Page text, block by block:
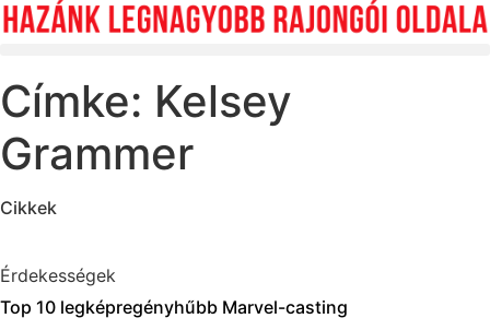
Címke: Kelsey
Grammer
Cikkek
Érdekességek
Top 10 legképregényhűbb Marvel-casting